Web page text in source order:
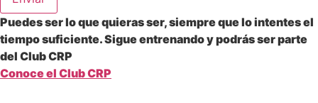
Puedes ser lo que quieras ser, siempre que lo intentes el
tiempo suficiente.Sigue entrenando y podrás ser parte
del Club CRP
Conoce el Club CRP